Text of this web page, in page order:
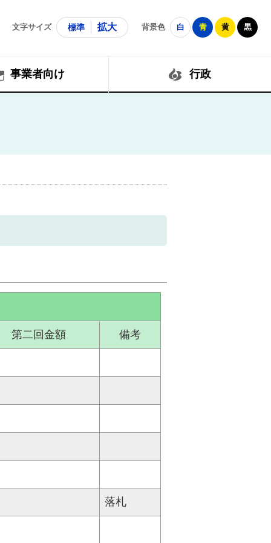
文字サイズ 標準 拡大 背景色 白 青 黄 黒
事業者向け 行政
第二回金額 備考
落札